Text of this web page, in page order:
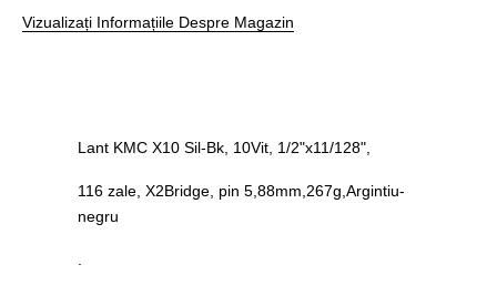
Vizualizați Informațiile Despre Magazin
Lant KMC X10 Sil-Bk, 10Vit, 1/2"x11/128",
116 zale, X2Bridge, pin 5,88mm,267g,Argintiu-
negru